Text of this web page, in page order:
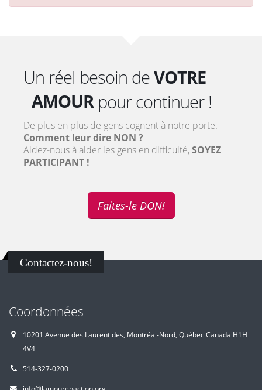
Un réel besoin deVOTRE
ENGAGEMENT
AMOUR
COOPÉRATION
SUPPORT
pour continuer !
De plus en plus de gens cognent à notre porte.
Comment leur dire NON ?
Aidez-nous à aider les gens en difficulté,SOYEZ
PARTICIPANT !
Faites-le DON!
Contactez-nous!
Coordonnées
10201 Avenue des Laurentides, Montréal-Nord, Québec Canada H1H
4V4
514-327-0200